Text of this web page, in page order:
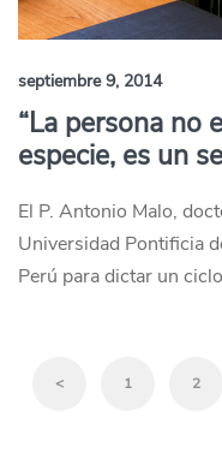
septiembre 9, 2014
“La persona no
especie, es un
El P. Antonio Malo,
Universidad Pontificia
Perú para dictar un
< 1 2